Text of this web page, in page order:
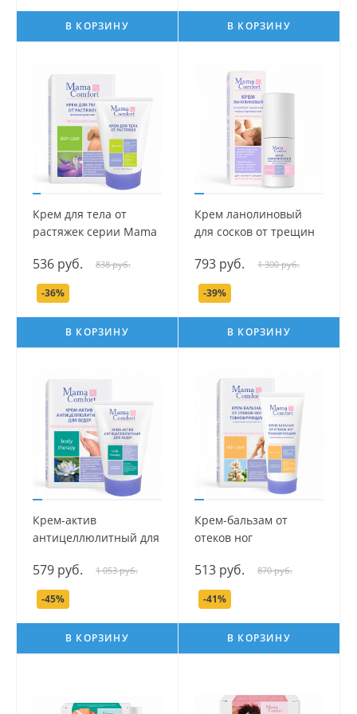
В КОРЗИНУ В КОРЗИНУ
Крем для тела от
растяжек серии Mama
536 руб. 838 руб.
-36%
В КОРЗИНУ
Крем ланолиновый
для сосков от трещин
30 мл.
793 руб. 1 300 руб.
-39%
В КОРЗИНУ
Крем-актив
антицеллюлитный для
Com.fort, 100 мл.
579 руб. 1 053 руб.
-45%
В КОРЗИНУ
Крем-бальзам от
отеков ног
Mama Com.fort, 175 мл.
513 руб. 870 руб.
-41%
В КОРЗИНУ